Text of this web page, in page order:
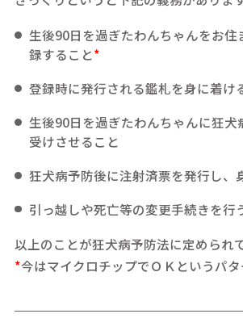
生後90日を過ぎたわんちゃんをお住
録すること*
登録時に発行される鑑札を身に着け
生後90日を過ぎたわんちゃんに狂犬
受けさせること
狂犬病予防後に注射済票を発行し、
引っ越しや死亡等の変更手続きを行
以上のことが狂犬病予防法に定められ
*今はマイクロチップでＯＫというパタ